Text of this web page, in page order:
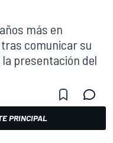
más en
comunicar su
presentación del
PRINCIPAL